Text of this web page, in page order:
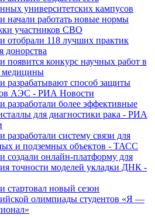
университетских кампусов
начали работать новые нормы
участников СВО
отобрали 118 лучших практик
донорства
появится конкурс научных работ в
медицины
разрабатывают способ защиты
АЭС - РИА Новости
разработали более эффективные
для диагностики рака - РИА
разработали систему связи для
и подземных объектов - ТАСС
создали онлайн-платформу для
точности моделей укладки ДНК -
стартовал новый сезон
олимпиады студентов «Я —